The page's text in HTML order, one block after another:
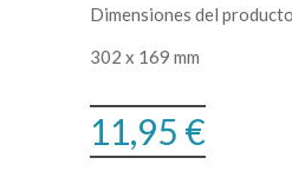
Dimensiones del
302 x 169 mm
11,95 €